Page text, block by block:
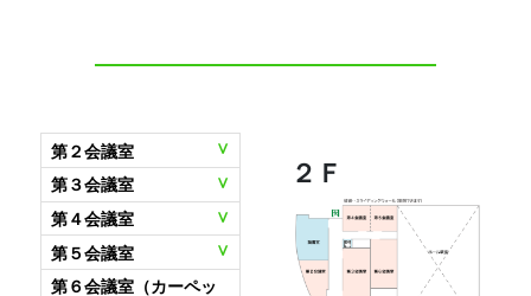
第２会議室
第３会議室
第４会議室
第５会議室
第６会議室（カーペッ
２Ｆ